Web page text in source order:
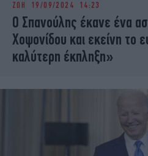
iBOOKS
OSCARS
MEDIA
ΖΩΗ 19/09/2024 14:23
Ο Σπανούλης έκανε ένα
Χοψονίδου και εκείνη το
καλύτερη έκπληξη»